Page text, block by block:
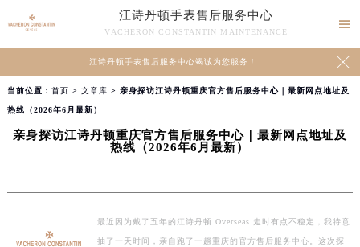
江诗丹顿手表售后服务中心
VACHERON CONSTANTIN MAINTENANCE

江诗丹顿手表售后服务中心竭诚为您服务！ 
当前位置： 首页 > 文章库 > 亲身探访江诗丹顿重庆官方售后服务中心｜最新网点地址及
热线（2026年6月最新）
亲身探访江诗丹顿重庆官方售后服务中心｜最新网点地址及
热线（2026年6月最新）
最近因为戴了五年的江诗丹顿 Overseas 走时有点不稳定，我特意
抽了一天时间，亲自跑了一趟重庆的官方售后服务中心。这次探